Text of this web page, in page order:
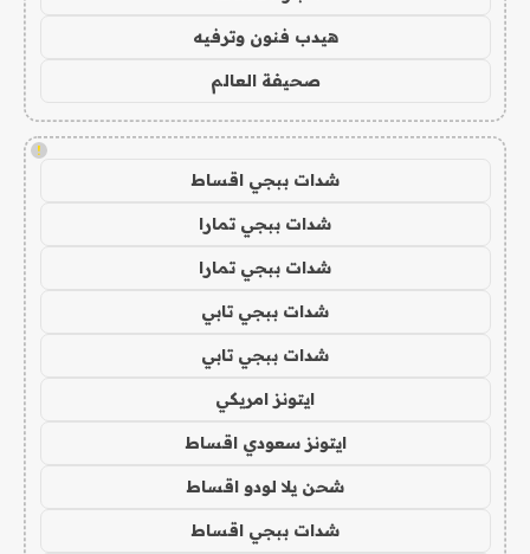
هيدب فنون وترفيه
صحيفة العالم
!
شدات ببجي اقساط
شدات ببجي تمارا
شدات ببجي تمارا
شدات ببجي تابي
شدات ببجي تابي
ايتونز امريكي
ايتونز سعودي اقساط
شحن يلا لودو اقساط
شدات ببجي اقساط